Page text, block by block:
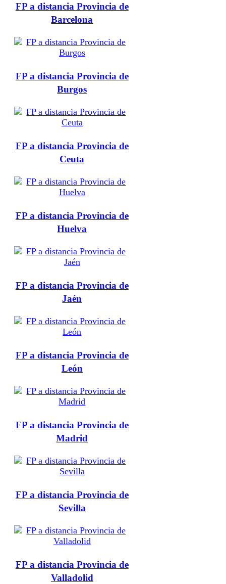
FP a distancia Provincia de
Barcelona
FP a distancia Provincia de
Burgos
FP a distancia Provincia de
Ceuta
FP a distancia Provincia de
Huelva
FP a distancia Provincia de
Jaén
FP a distancia Provincia de
León
FP a distancia Provincia de
Madrid
FP a distancia Provincia de
Sevilla
FP a distancia Provincia de
Valladolid